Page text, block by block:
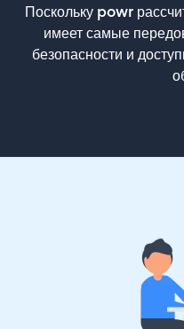
Поскольку powr
имеет самые
безопасности и